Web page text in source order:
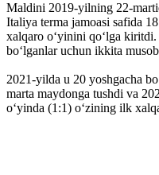
Maldini 2019-yilning 22-
Italiya terma jamoasi safida
xalqaro o‘yinini qo‘lga
boʻlganlar uchun ikkita
2021-yilda u 20 yoshgacha
marta maydonga tushdi va
o‘yinda (1:1) o‘zining ilk